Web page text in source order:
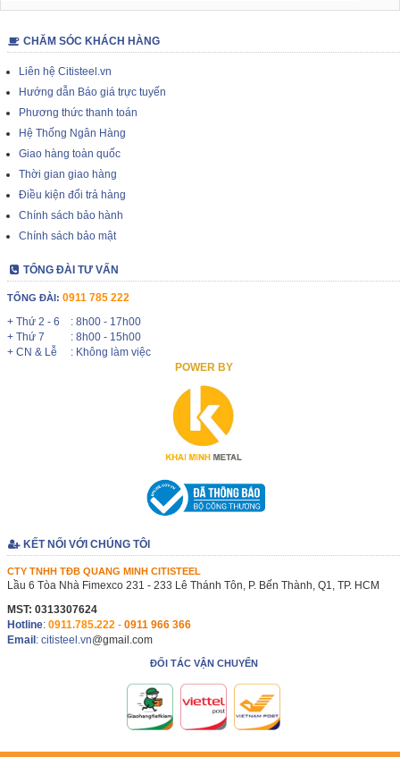
CHĂM SÓC KHÁCH HÀNG
Liên hệ Citisteel.vn
Hướng dẫn Báo giá trực tuyến
Phương thức thanh toán
Hệ Thống Ngân Hàng
Giao hàng toàn quốc
Thời gian giao hàng
Điều kiện đổi trả hàng
Chính sách bảo hành
Chính sách bảo mật
TỔNG ĐÀI TƯ VẤN
TỔNG ĐÀI: 0911 785 222
+ Thứ 2 - 6
: 8h00 - 17h00
+ Thứ 7
: 8h00 - 15h00
+ CN & Lễ
: Không làm việc
POWER BY
KẾT NỐI VỚI CHÚNG TÔI
CTY TNHH TĐB QUANG MINH CITISTEEL
Lầu 6 Tòa Nhà Fimexco 231 - 233 Lê Thánh Tôn, P. Bến Thành, Q1, TP. HCM
MST: 0313307624
Hotline: 0911.785.222 - 0911 966 366
Email: citisteel.vn@gmail.com
ĐỐI TÁC VẬN CHUYỂN